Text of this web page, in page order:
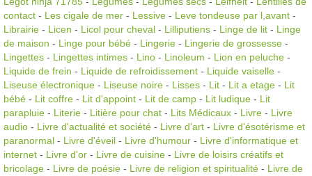
contact - Les cigale de mer - Lessive - Leve tondeuse par l,avant -
Librairie - Licen - Licol pour cheval - Lilliputiens - Linge de lit - Linge
de maison - Linge pour bébé - Lingerie - Lingerie de grossesse -
Lingettes - Lingettes intimes - Lino - Linoleum - Lion en peluche -
Liquide de frein - Liquide de refroidissement - Liquide vaiselle -
Liseuse électronique - Liseuse noire - Lisses - Lit - Lit a etage - Lit
bébé - Lit coffre - Lit d'appoint - Lit de camp - Lit ludique - Lit
parapluie - Literie - Litière pour chat - Lits Médicaux - Livre - Livre
audio - Livre d'actualité et société - Livre d'art - Livre d'ésotérisme et
paranormal - Livre d'éveil - Livre d'humour - Livre d'informatique et
internet - Livre d'or - Livre de cuisine - Livre de loisirs créatifs et
bricolage - Livre de poésie - Livre de religion et spiritualité - Livre de